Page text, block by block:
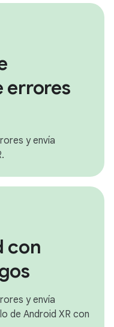
errores
y envía
con
y envía
de Android XR con